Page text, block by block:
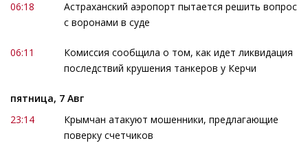
06:18
Астраханский аэропорт пытается решить вопрос
с воронами в суде
06:11
Комиссия сообщила о том, как идет ликвидация
последствий крушения танкеров у Керчи
пятница, 7 Авг
23:14
Крымчан атакуют мошенники, предлагающие
поверку счетчиков